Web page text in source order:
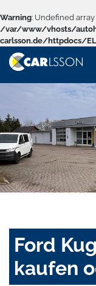
Warning: Undefined
/var/www/vhosts/
carlsson.de/httpdocs/
Ford
kaufen